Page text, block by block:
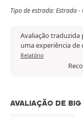
Tipo de estrada: Estrada
Avaliação traduzida
uma experiência
Relatório
AVALIAÇÃO DE BIG